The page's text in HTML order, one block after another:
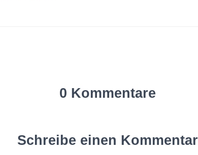
0 Kommentare
Schreibe einen Kommentar